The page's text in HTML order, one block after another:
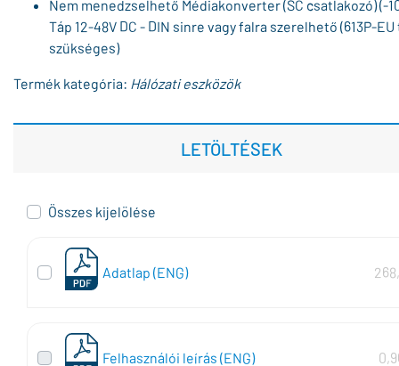
Nem menedzselhető Médiakonverter (SC csatlakozó) (-
Táp 12-48V DC - DIN sinre vagy falra szerelhető (613P-EU
szükséges)
Termék kategória: Hálózati eszközök
LETÖLTÉSEK
Összes kijelölése
Adatlap (ENG)
Felhasználói leírás (ENG)